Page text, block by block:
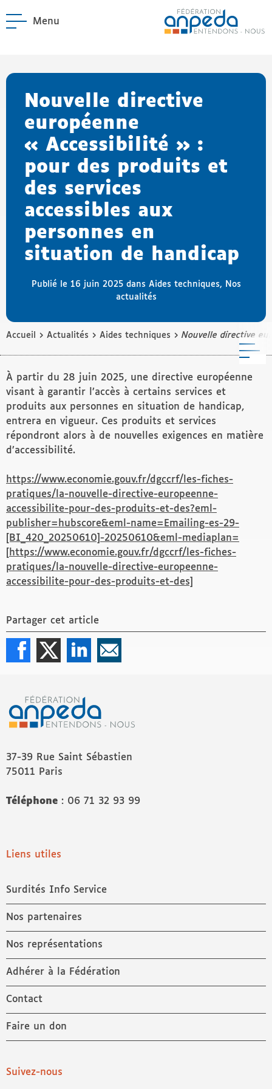
Menu
Nouvelle directive
européenne
« Accessibilité » :
pour des produits et
des services
accessibles aux
personnes en
situation de handicap
Publié le 16 juin 2025 dans Aides techniques,
Nos
actualités
Accueil › Actualités › Aides techniques › Nouvelle directive
À partir du 28 juin 2025, une directive européenne
visant à garantir l’accès à certains services et
produits aux personnes en situation de handicap,
entrera en vigueur. Ces produits et services
répondront alors à de nouvelles exigences en matière
d’accessibilité.
https://www.economie.gouv.fr/dgccrf/les-fiches-
pratiques/la-nouvelle-directive-europeenne-
accessibilite-pour-des-produits-et-des?eml-
publisher=hubscore&eml-name=Emailing-es-29-
[BI_420_20250610]-20250610&eml-mediaplan=
https://www.economie.gouv.fr/dgccrf/les-fiches-
pratiques/la-nouvelle-directive-europeenne-
accessibilite-pour-des-produits-et-des]
Partager cet article
37-39 Rue Saint Sébastien
75011 Paris
Téléphone : 06 71 32 93 99
Liens utiles
Surdités Info Service
Nos partenaires
Nos représentations
Adhérer à la Fédération
Contact
Faire un don
Suivez-nous